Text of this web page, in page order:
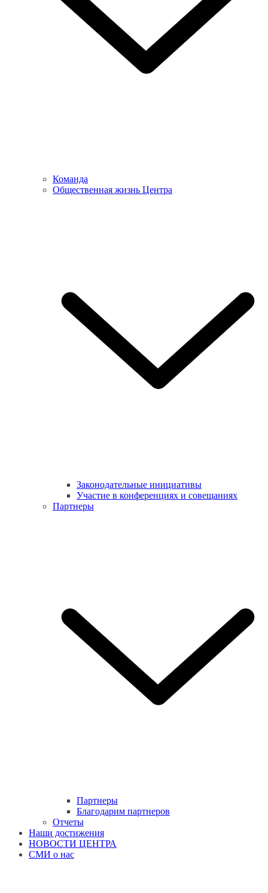
Команда
Общественная жизнь Центра
Законодательные инициативы
Участие в конференциях и совещаниях
Партнеры
Партнеры
Благодарим партнеров
Отчеты
Наши достижения
НОВОСТИ ЦЕНТРА
СМИ о нас